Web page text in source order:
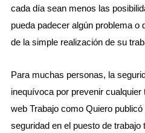
cada día sean menos las
pueda padecer algún problema
de la simple realización de su
Para muchas personas, la
inequívoca por prevenir cualquier
web Trabajo como Quiero
seguridad en el puesto de trabajo